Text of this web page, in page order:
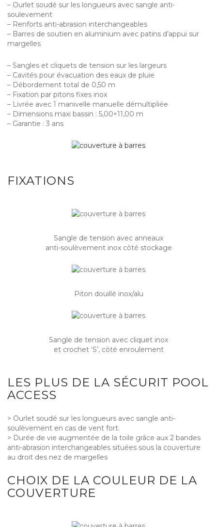
– Ourlet soudé sur les longueurs avec sangle anti-
soulevement
– Renforts anti-abrasion interchangeables
– Barres de soutien en aluminium avec patins d’appui sur
margelles
– Sangles et cliquets de tension sur les largeurs
– Cavités pour évacuation des eaux de pluie
– Débordement total de 0,50 m
– Fixation par pitons fixes inox
– Livrée avec 1 manivelle manuelle démultipliée
– Dimensions maxi bassin : 5,00×11,00 m
– Garantie : 3 ans
FIXATIONS
Sangle de tension avec anneaux
anti-soulèvement inox côté stockage
Piton douillé inox/alu
Sangle de tension avec cliquet inox
et crochet ‘S’, côté enroulement
LES PLUS DE LA SÉCURIT POOL
ACCESS
> Ourlet soudé sur les longueurs avec sangle anti-
soulèvement en cas de vent fort.
> Durée de vie augmentée de la toile grâce aux 2 bandes
anti-abrasion interchangeables situées sous la couverture
au droit des nez de margelles
CHOIX DE LA COULEUR DE LA
COUVERTURE